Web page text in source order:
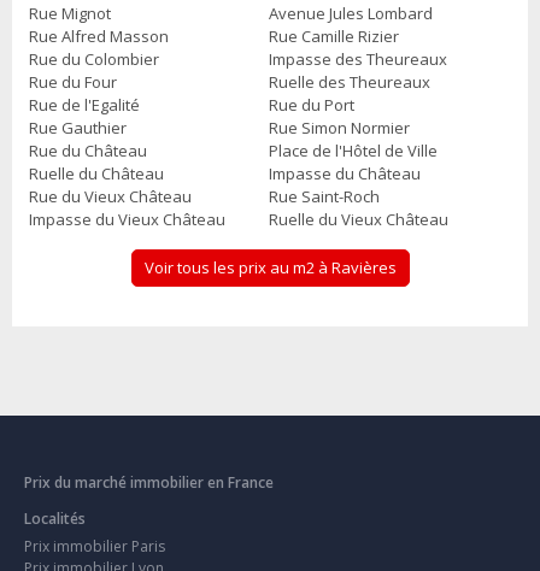
Rue Mignot
Avenue Jules Lombard
Rue Alfred Masson
Rue Camille Rizier
Rue du Colombier
Impasse des Theureaux
Rue du Four
Ruelle des Theureaux
Rue de l'Egalité
Rue du Port
Rue Gauthier
Rue Simon Normier
Rue du Château
Place de l'Hôtel de Ville
Ruelle du Château
Impasse du Château
Rue du Vieux Château
Rue Saint-Roch
Impasse du Vieux Château
Ruelle du Vieux Château
Voir tous les prix au m2 à Ravières
Prix du marché immobilier en France
Localités
Prix immobilier Paris